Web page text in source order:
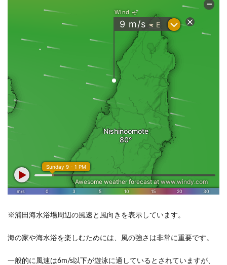
※浦田海水浴場周辺の風速と風向きを表示しています。
海の家や海水浴を楽しむためには、風の強さは非常に重要です。
一般的に風速は6m/s以下が遊泳に適しているとされていますが、